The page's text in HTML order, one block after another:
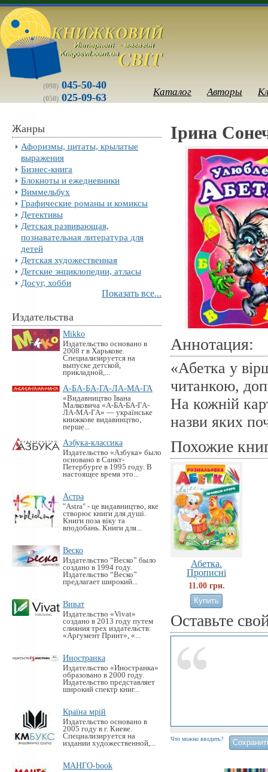
(098) 045-50-40
(050) 025-09-63 Каталог Авторы
Жанры
Афоризмы, цитаты, крылатые
выражения
Бизнес-книга
Блокноты и ежедневники
Виммельбух
Графические романы и комиксы
Детективы
Детская развивающая,
познавательная литература для
детей
Детская художественная
Детские энциклопедии, атласы
Досуг, хобби
Показать все...
Издательства
Mikko
Издательство основано в
2008 г в Харькове.
Специализируется на
выпуске детской,
прикладной,...
А-БА-БА-ГА-ЛА-МА-ГА
«Видавництво Івана
Малковича «А-БА-БА-ГА-
ЛА-МА-ГА» — українське
книжкове видавництво,
перше...
Азбука-классика
Издательство «Азбука» было
основано в Санкт-
Петербурге в 1995 году. В
настоящее время это...
Астра
"Astra" - це видавництво, яке
створює книги для душі.
Книги поза віку та
вподобань. Книги для...
Веско
Издательство “Веско” было
создано в 1994 году.
Издательство “Веско”
предлагает широкий...
Виват
Издательство «Vivat»
создано в 2013 году путем
слияния трех издательств:
«Аргумент Принт», «...
Иностранка
Издательство «Иностранка»
образовано в 2000 году.
Издательство представляет
широкий спектр книг...
Країна мрій
Издательство основано в
2005 году в г. Киеве.
Специализируется на
издании художественной,...
МАНГО-book
Ірина
Аннотация:
«Абетка у
читанкою,
На кожній
назви яких
Похожие
Абетка.
Прописні
літери...
11.00 грн.
Оставьте
Что можно вводить?